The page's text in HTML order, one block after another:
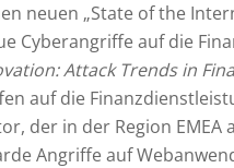
neuen „State of the
Cyberangriffe auf die
Attack Trends in
auf die
der in der Region
Angriffe auf